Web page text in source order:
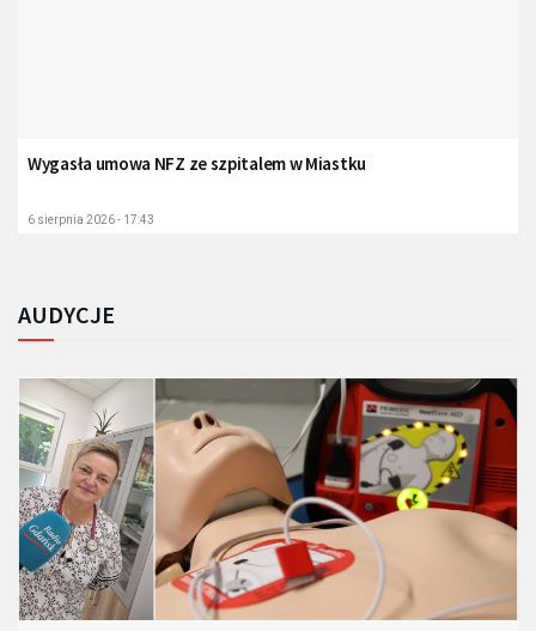
Wygasła umowa NFZ ze szpitalem w Miastku
6 sierpnia 2026 - 17:43
AUDYCJE